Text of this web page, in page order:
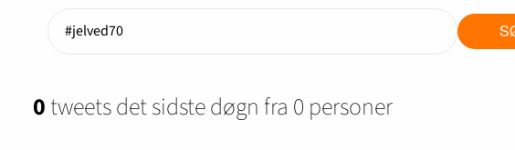
0tweets det sidste døgn fra 0 personer